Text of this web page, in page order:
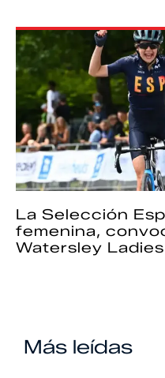
La Selección
femenina,
Watersley
Más leídas